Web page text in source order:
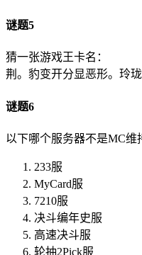
谜题5
猜一张游戏王卡名：
荆。豹变开分显恶形。玲
谜题6
以下哪个服务器不是MC维
233服
MyCard服
7210服
决斗编年史服
高速决斗服
轮抽2Pick服